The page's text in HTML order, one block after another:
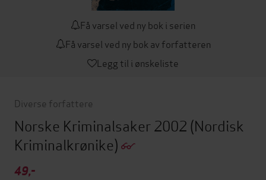
Få varsel ved ny bok i serien
Få varsel ved ny bok av forfatteren
Legg til i ønskeliste
Diverse forfattere
Norske Kriminalsaker 2002 (Nordisk
Kriminalkrønike)
49,-